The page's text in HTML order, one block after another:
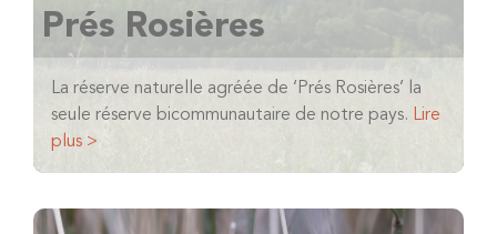
Prés Rosières
La réserve naturelle agréée de ‘Prés Rosières’ la
seule réserve bicommunautaire de notre pays. Lire
plus >